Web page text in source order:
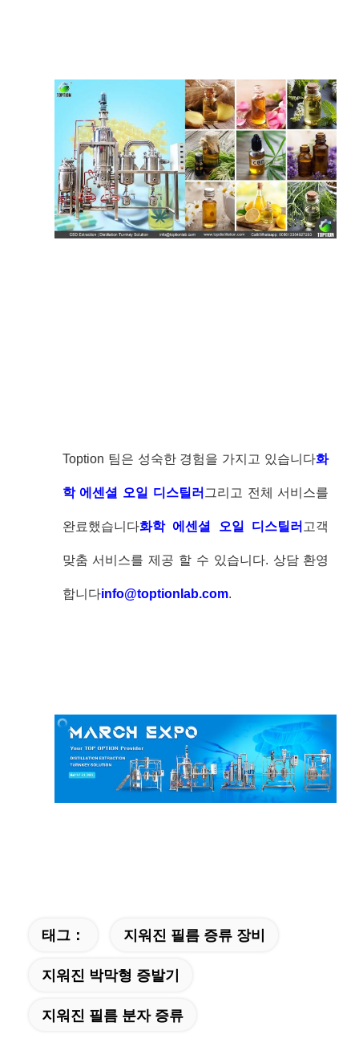
Toption 팀은 성숙한 경험을 가지고 있습니다화
학 에센셜 오일 디스틸러 그리고 전체 서비스를
완료했습니다화학 에센셜 오일 디스틸러 고객
맞춤 서비스를 제공 할 수 있습니다. 상담 환영
합니다info@toptionlab.com.
태그： 지워진 필름 증류 장비
지워진 박막형 증발기
지워진 필름 분자 증류